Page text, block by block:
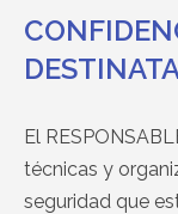
El
técnicas y
seguridad que